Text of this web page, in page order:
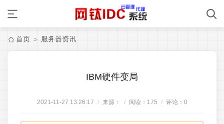
首页 > 服务器资讯
IBM硬件变局
2021-11-27 13:26:17 / 来源： / 阅读： 175 / 评论： 0